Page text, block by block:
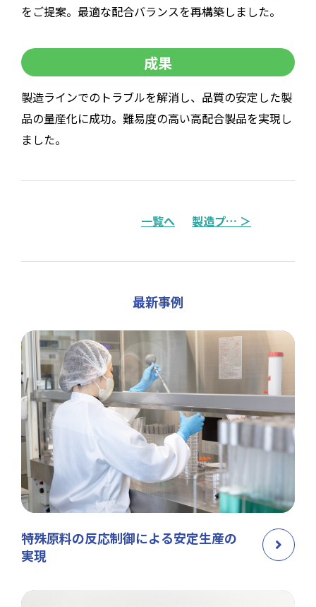
をご提案。最適な配合バランスを再構築しました。
成果
製造ラインでのトラブルを解消し、品質の安定した製
品の量産化に成功。難易度の高い高配合製品を実現し
ました。
一覧へ 製造プ… ＞
最新事例
特殊原料の反応制御による安定生産の
実現